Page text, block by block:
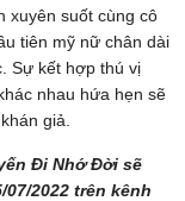
xuyên suốt cùng cô
tiên mỹ nữ chân dài
Sự kết hợp thú vị
nhau hứa hẹn sẽ
giả.
Đi Nhớ Đời sẽ
2022 trên kênh